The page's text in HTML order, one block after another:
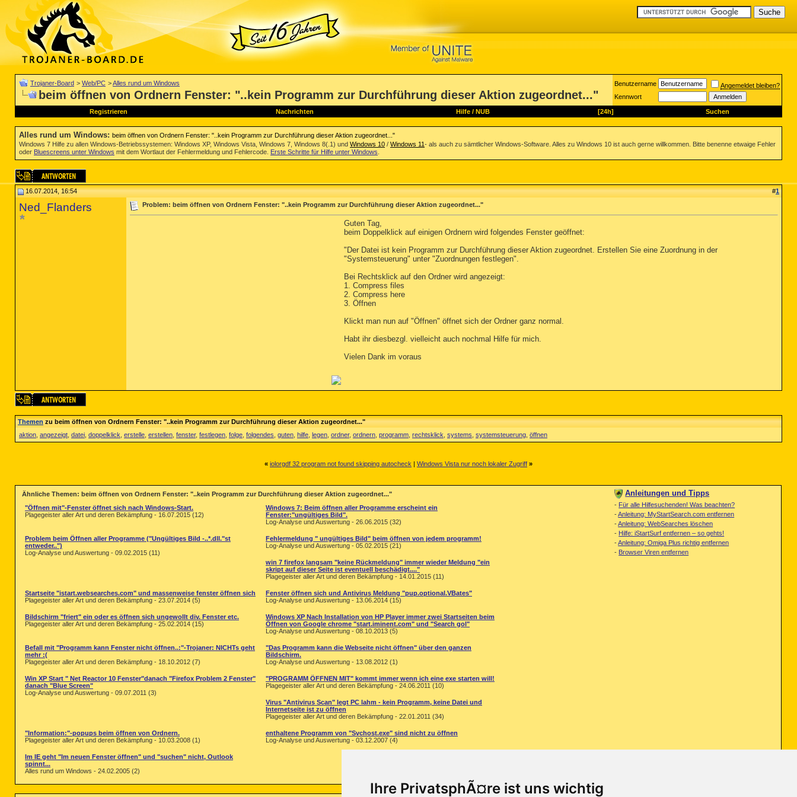
Ihre PrivatsphÃ¤re ist uns wichtig
Trojaner-Board > Web/PC >Alles rund um Windows
beim öffnen von Ordnern Fenster: "..kein Programm zur Durchführung dieser Aktion zugeordnet..."
Benutzername
Angemeldet bleiben?
Kennwort
Registrieren Nachrichten Hilfe/ NUB [24h] Suchen
Alles rund um Windows: beim öffnen von Ordnern Fenster: "..kein Programm zur Durchführung dieser Aktion zugeordnet..."
Windows 7 Hilfe zu allen Windows-Betriebssystemen: Windows XP, Windows Vista, Windows 7, Windows 8(.1) und Windows 10 / Windows 11- als auch zu sämtlicher Windows-Software. Alles zu Windows 10 ist auch gerne willkommen. Bitte benenne etwaige Fehler
oder Bluescreens unter Windows mit dem Wortlaut der Fehlermeldung und Fehlercode. Erste Schritte für Hilfe unter Windows
16.07.2014, 16:54 #1
Ned_Flanders Problem: beim öffnen von Ordnern Fenster: "..kein Programm zur Durchführung dieser Aktion zugeordnet..."
Guten Tag,
beim Doppelklick auf einigen Ordnern wird folgendes Fenster geöffnet:
"Der Datei ist kein Programm zur Durchführung dieser Aktion zugeordnet. Erstellen Sie eine Zuordnung in der
"Systemsteuerung" unter "Zuordnungen festlegen".
Bei Rechtsklick auf den Ordner wird angezeigt:
1. Compress files
2. Compress here
3. Öffnen
Klickt man nun auf "Öffnen" öffnet sich der Ordner ganz normal.
Habt ihr diesbezgl. vielleicht auch nochmal Hilfe für mich.
Vielen Dank im voraus
Themenzu beim öffnen von Ordnern Fenster: "..kein Programm zur Durchführung dieser Aktion zugeordnet..."
aktion angezeigt datei doppelklick erstelle erstellen fenster, festlegen folge folgendes guten hilfe legen ordner, ordnern programm rechtsklick systems systemsteuerung öffnen
« iolorgdf 32 program not found skipping autocheck | Windows Vista nur noch lokaler Zugriff »
Ähnliche Themen: beim öffnen von Ordnern Fenster: "..kein Programm zur Durchführung dieser Aktion zugeordnet..."
"Öffnen mit"-Fenster öffnet sich nach Windows-Start.
Plagegeister aller Art und deren Bekämpfung - 16.07.2015 (12)
Windows 7: Beim öffnen aller Programme erscheint ein
Fenster:"ungültiges Bild".
Log-Analyse und Auswertung - 26.06.2015 (32)
Problem beim Öffnen aller Programme ("Ungültiges Bild -..*.dll."st
entweder..")
Log-Analyse und Auswertung - 09.02.2015 (11)
Fehlermeldung " ungültiges Bild" beim öffnen von jedem programm!
Log-Analyse und Auswertung - 05.02.2015 (21)
win 7 firefox langsam "keine Rückmeldung" immer wieder Meldung "ein
skript auf dieser Seite ist eventuell beschädigt...."
Plagegeister aller Art und deren Bekämpfung - 14.01.2015 (11)
Startseite "istart.websearches.com" und massenweise fenster öffnen sich
Plagegeister aller Art und deren Bekämpfung - 23.07.2014 (5)
Fenster öffnen sich und Antivirus Meldung "pup.optional.VBates"
Log-Analyse und Auswertung - 13.06.2014 (15)
Bildschirm "friert" ein oder es öffnen sich ungewollt div. Fenster etc.
Plagegeister aller Art und deren Bekämpfung - 25.02.2014 (15)
Windows XP Nach Installation von HP Player immer zwei Startseiten beim
Öffnen von Google chrome "start.iminent.com" und "Search gol"
Log-Analyse und Auswertung - 08.10.2013 (5)
Befall mit "Programm kann Fenster nicht öffnen..:"-Trojaner: NICHTs geht
mehr :(
Plagegeister aller Art und deren Bekämpfung - 18.10.2012 (7)
"Das Programm kann die Webseite nicht öffnen" über den ganzen
Bildschirm.
Log-Analyse und Auswertung - 13.08.2012 (1)
Win XP Start " Net Reactor 10 Fenster"danach "Firefox Problem 2 Fenster"
danach "Blue Screen"
Log-Analyse und Auswertung - 09.07.2011 (3)
"PROGRAMM ÖFFNEN MIT" kommt immer wenn ich eine exe starten will!
Plagegeister aller Art und deren Bekämpfung - 24.06.2011 (10)
Virus "Antivirus Scan" legt PC lahm - kein Programm, keine Datei und
Internetseite ist zu öffnen
Plagegeister aller Art und deren Bekämpfung - 22.01.2011 (34)
"Information:"-popups beim öffnen von Ordnern.
Plagegeister aller Art und deren Bekämpfung - 10.03.2008 (1)
enthaltene Programm von "Svchost.exe" sind nicht zu öffnen
Log-Analyse und Auswertung - 03.12.2007 (4)
Im IE geht "Im neuen Fenster öffnen" und "suchen" nicht, Outlook
spinnt...
Alles rund um Windows - 24.02.2005 (2)
Anleitungen und Tipps
- Für alle Hilfesuchenden! Was beachten?
-Anleitung: MyStartSearch.com entfernen
-Anleitung: WebSearches löschen
- Hilfe: iStartSurf entfernen – so gehts!
-Anleitung: Omiga Plus richtig entfernen
- Browser Viren entfernen